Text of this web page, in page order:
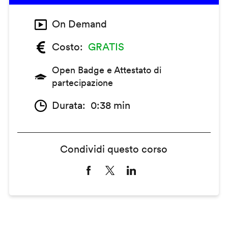
On Demand
Costo
GRATIS
Open Badge e Attestato di
partecipazione
Durata 0:38 min
Condividi questo corso